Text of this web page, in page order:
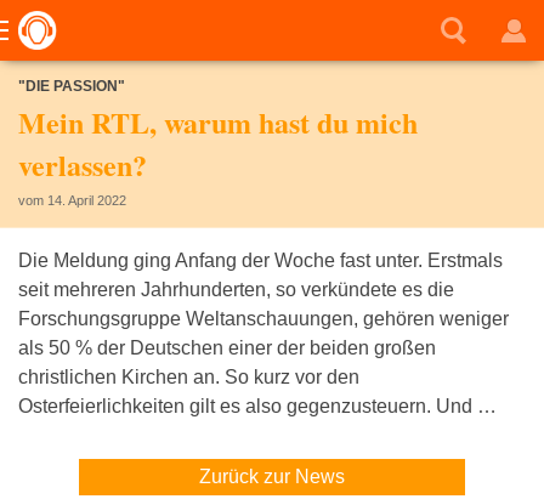
"DIE PASSION"
Mein RTL, warum hast du mich
verlassen?
vom 14. April 2022
Die Meldung ging Anfang der Woche fast unter. Erstmals
seit mehreren Jahrhunderten, so verkündete es die
Forschungsgruppe Weltanschauungen, gehören weniger
als 50 % der Deutschen einer der beiden großen
christlichen Kirchen an. So kurz vor den
Osterfeierlichkeiten gilt es also gegenzusteuern. Und …
Zurück zur News